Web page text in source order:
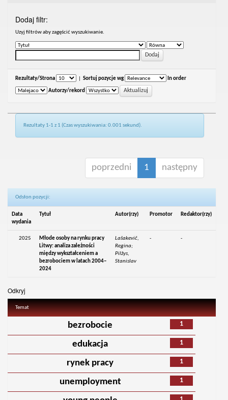
Dodaj filtr:
Uzyj filtrów aby zagęścić wyszukiwanie.
Rezultaty/Strona Sortuj pozycje wg In order
Autorzy/rekord
Rezultaty 1-1 z 1 (Czas wyszukiwania: 0.001 sekund).
poprzedni 1 następny
Odsłon pozycji:
Data
wydania
Tytuł Autor(rzy) Promotor Redaktor(rzy)
2025
Młode osoby na rynku pracy
Litwy: analiza zależności
między wykształceniem a
bezrobociem w latach 2004–
2024
Lašakevič,
Regina;
Pilžys,
Stanislav
- -
Odkryj
Temat
1
bezrobocie
1
edukacja
1
rynek pracy
1
unemployment